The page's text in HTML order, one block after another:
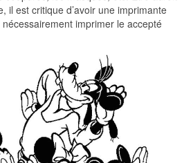
il est critique d’avoir une imprimante
imprimer le accepté